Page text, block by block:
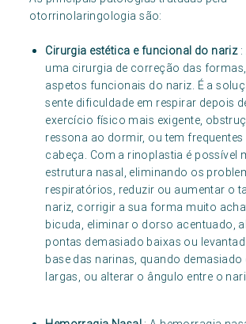
otorrinolaringologia são:
Cirurgia estética e funcional do nariz:
uma cirurgia de correção das
aspetos funcionais do nariz. É a
sente dificuldade em respirar depois
exercício físico mais exigente,
ressona ao dormir, ou tem frequentes
cabeça. Com a rinoplastia é possível
estrutura nasal, eliminando os
respiratórios, reduzir ou aumentar o
nariz, corrigir a sua forma muito
bicuda, eliminar o dorso acentuado,
pontas demasiado baixas ou
base das narinas, quando demasiado
largas, ou alterar o ângulo entre o